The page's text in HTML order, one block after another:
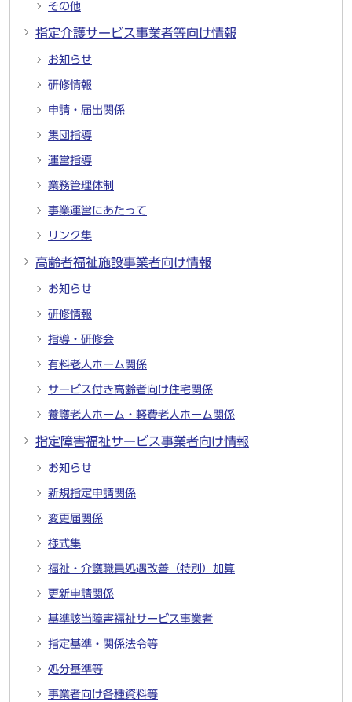
その他
指定介護サービス事業者等向け情報
お知らせ
研修情報
申請・届出関係
集団指導
運営指導
業務管理体制
事業運営にあたって
リンク集
高齢者福祉施設事業者向け情報
お知らせ
研修情報
指導・研修会
有料老人ホーム関係
サービス付き高齢者向け住宅関係
養護老人ホーム・軽費老人ホーム関係
指定障害福祉サービス事業者向け情報
お知らせ
新規指定申請関係
変更届関係
様式集
福祉・介護職員処遇改善（特別）加算
更新申請関係
基準該当障害福祉サービス事業者
指定基準・関係法令等
処分基準等
事業者向け各種資料等